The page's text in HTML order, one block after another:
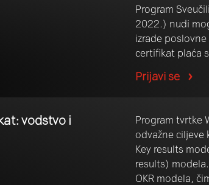
Program
2022.) nudi
izrade
certifikat plaća
Prijavi se
vodstvo i
Program tvrtke
odvažne ciljeve
Key results
results)
OKR modela,